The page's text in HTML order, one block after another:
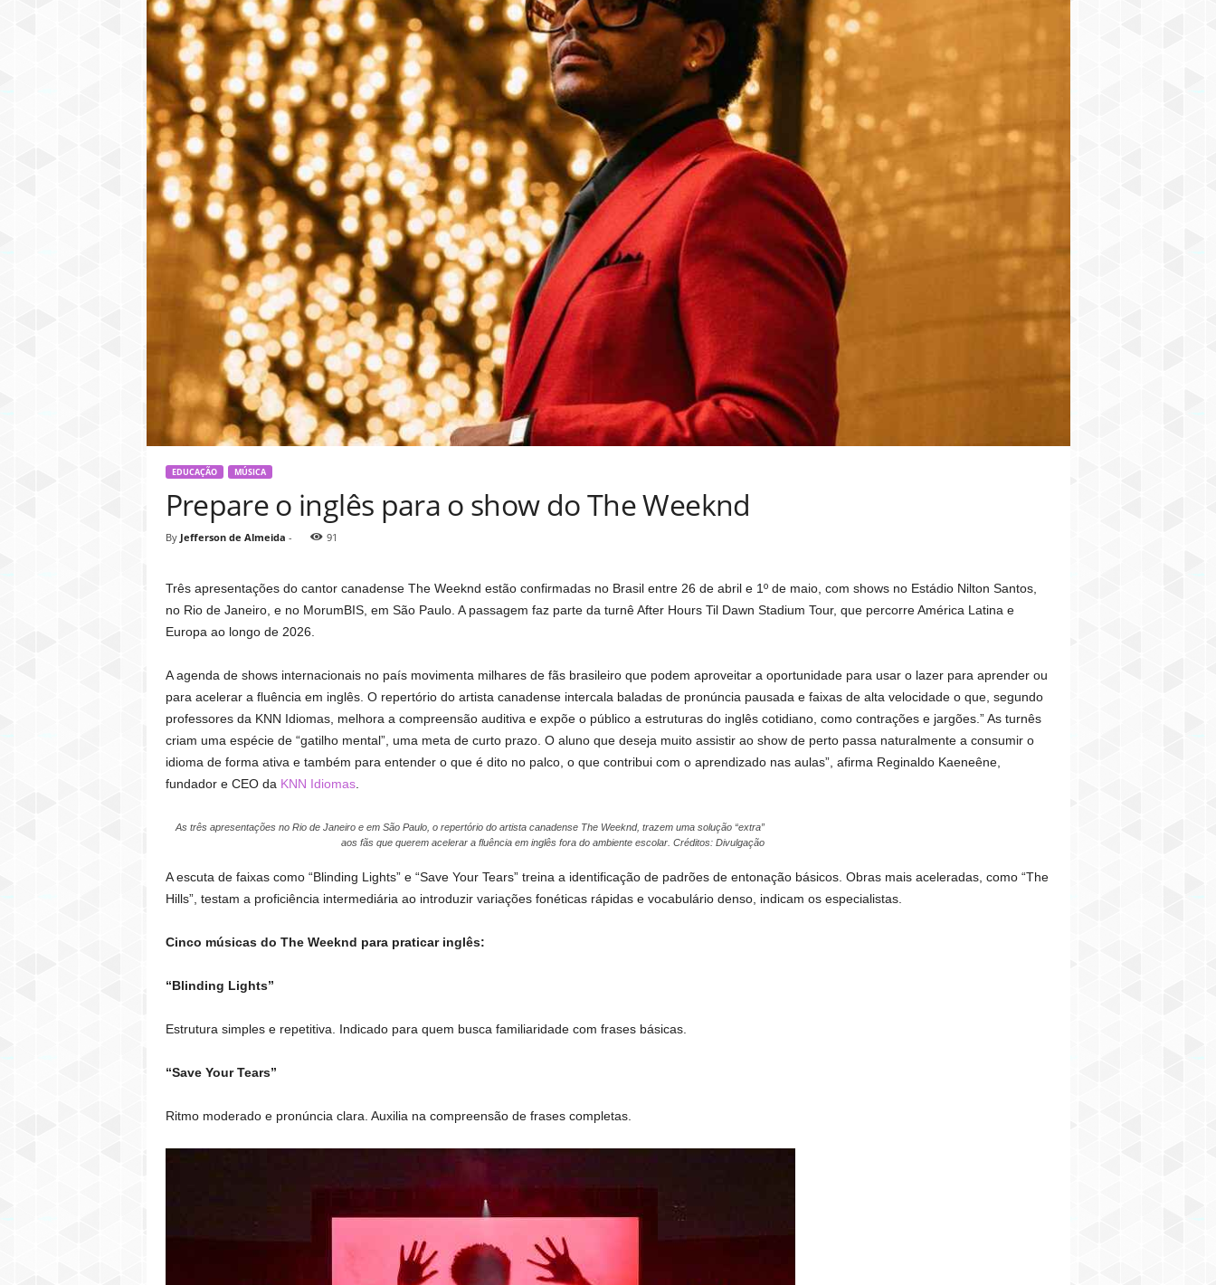
EDUCAÇÃO MÚSICA
Prepare o inglês para o show do The Weeknd
By Jefferson de Almeida - 91
Três apresentações do cantor canadense The Weeknd estão confirmadas no Brasil entre 26 de abril e 1º de maio, com shows no Estádio Nilton Santos,
no Rio de Janeiro, e no MorumBIS, em São Paulo. A passagem faz parte da turnê After Hours Til Dawn Stadium Tour, que percorre América Latina e
Europa ao longo de 2026.
A agenda de shows internacionais no país movimenta milhares de fãs brasileiro que podem aproveitar a oportunidade para usar o lazer para aprender ou
para acelerar a fluência em inglês. O repertório do artista canadense intercala baladas de pronúncia pausada e faixas de alta velocidade o que, segundo
professores da KNN Idiomas, melhora a compreensão auditiva e expõe o público a estruturas do inglês cotidiano, como contrações e jargões.” As turnês
criam uma espécie de “gatilho mental”, uma meta de curto prazo. O aluno que deseja muito assistir ao show de perto passa naturalmente a consumir o
idioma de forma ativa e também para entender o que é dito no palco, o que contribui com o aprendizado nas aulas”, afirma Reginaldo Kaeneêne,
fundador e CEO da KNN Idiomas.
As três apresentações no Rio de Janeiro e em São Paulo, o repertório do artista canadense The Weeknd, trazem uma solução “extra”
aos fãs que querem acelerar a fluência em inglês fora do ambiente escolar. Créditos: Divulgação
A escuta de faixas como “Blinding Lights” e “Save Your Tears” treina a identificação de padrões de entonação básicos. Obras mais aceleradas, como “The
Hills”, testam a proficiência intermediária ao introduzir variações fonéticas rápidas e vocabulário denso, indicam os especialistas.
Cinco músicas do The Weeknd para praticar inglês:
“Blinding Lights”
Estrutura simples e repetitiva. Indicado para quem busca familiaridade com frases básicas.
“Save Your Tears”
Ritmo moderado e pronúncia clara. Auxilia na compreensão de frases completas.